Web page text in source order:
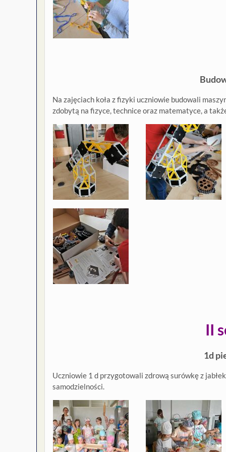
Na zajęciach koła z fizyki uczniowie budowali
zdobytą na fizyce, technice oraz matematyce, a
II
1d
Uczniowie 1 d przygotowali zdrową surówkę z
samodzielności.